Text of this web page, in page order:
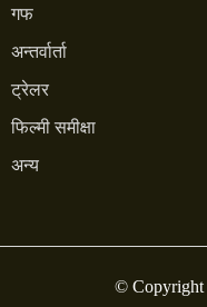
गफ
अन्तर्वार्ता
ट्रेलर
फिल्मी समीक्षा
अन्य
© Copyright